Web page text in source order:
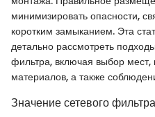
минимизировать опасности,
коротким замыканием. Эта
детально рассмотреть
фильтра, включая выбор мест,
материалов, а также
Значение сетевого фильтра